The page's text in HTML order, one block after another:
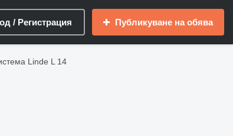
/ Регистрация Публикуване на обява
Linde L 14